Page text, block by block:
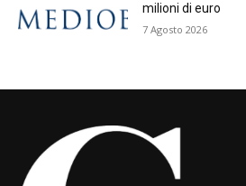
milioni di euro
7 Agosto 2026